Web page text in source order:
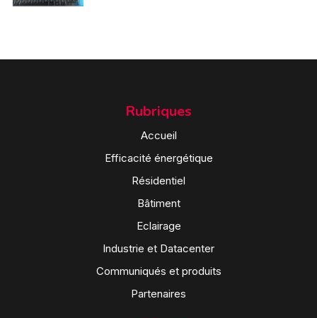
Rubriques
Accueil
Efficacité énergétique
Résidentiel
Bâtiment
Eclairage
Industrie et Datacenter
Communiqués et produits
Partenaires